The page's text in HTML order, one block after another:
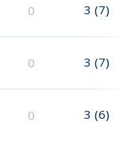
0 3 (7)
0 3 (7)
0 3 (6)